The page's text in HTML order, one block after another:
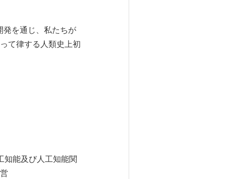
発を通じ、私たちが
て律する人類史上初
知能及び人工知能関